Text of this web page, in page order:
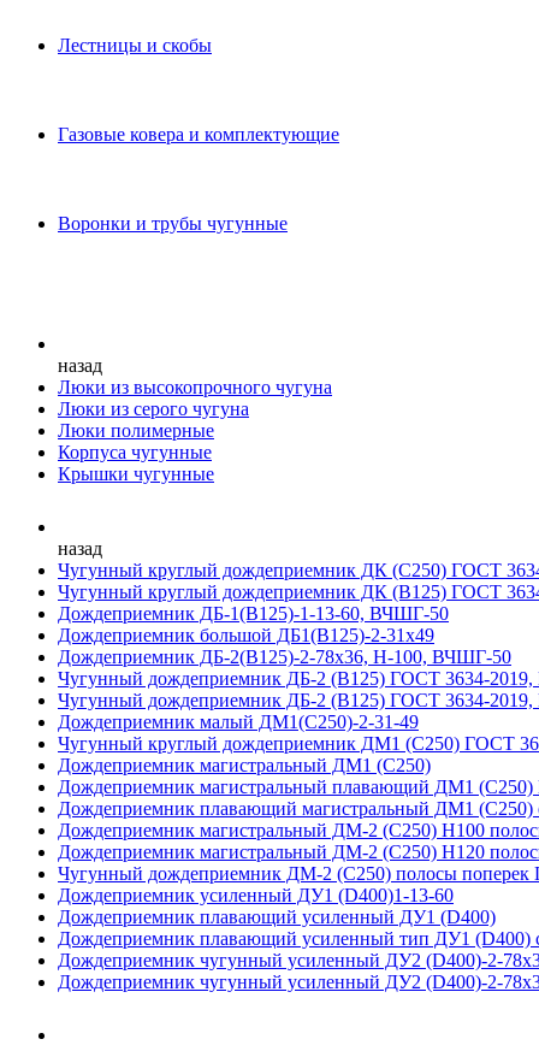
Лестницы и скобы
Газовые ковера и комплектующие
Воронки и трубы чугунные
назад
Люки из высокопрочного чугуна
Люки из серого чугуна
Люки полимерные
Корпуса чугунные
Крышки чугунные
назад
Чугунный круглый дождеприемник ДК (С250) ГОСТ
Чугунный круглый дождеприемник ДК (В125) ГОСТ
Дождеприемник ДБ-1(В125)-1-13-60, ВЧШГ-50
Дождеприемник большой ДБ1(В125)-2-31х49
Дождеприемник ДБ-2(В125)-2-78х36, Н-100, ВЧШГ-50
Чугунный дождеприемник ДБ-2 (B125) ГОСТ 3634-2019,
Чугунный дождеприемник ДБ-2 (B125) ГОСТ 3634-2019,
Дождеприемник малый ДМ1(С250)-2-31-49
Чугунный круглый дождеприемник ДМ1 (С250) ГОСТ
Дождеприемник магистральный ДМ1 (С250)
Дождеприемник магистральный плавающий ДМ1 (С250)
Дождеприемник плавающий магистральный ДМ1 (С250)
Дождеприемник магистральный ДМ-2 (С250) H100
Дождеприемник магистральный ДМ-2 (С250) H120
Чугунный дождеприемник ДМ-2 (C250) полосы поперек
Дождеприемник усиленный ДУ1 (D400)1-13-60
Дождеприемник плавающий усиленный ДУ1 (D400)
Дождеприемник плавающий усиленный тип ДУ1 (D400)
Дождеприемник чугунный усиленный ДУ2 (D400)-2-
Дождеприемник чугунный усиленный ДУ2 (D400)-2-